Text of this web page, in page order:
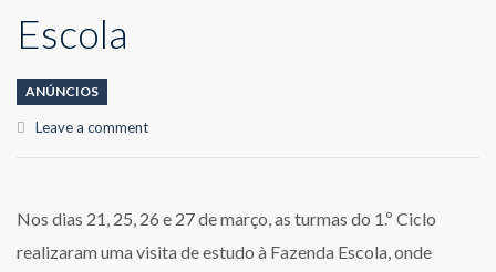
Escola
ANÚNCIOS
Leave a comment
Nos dias 21, 25, 26 e 27 de março, as turmas do 1.º Ciclo
realizaram uma visita de estudo à Fazenda Escola, onde